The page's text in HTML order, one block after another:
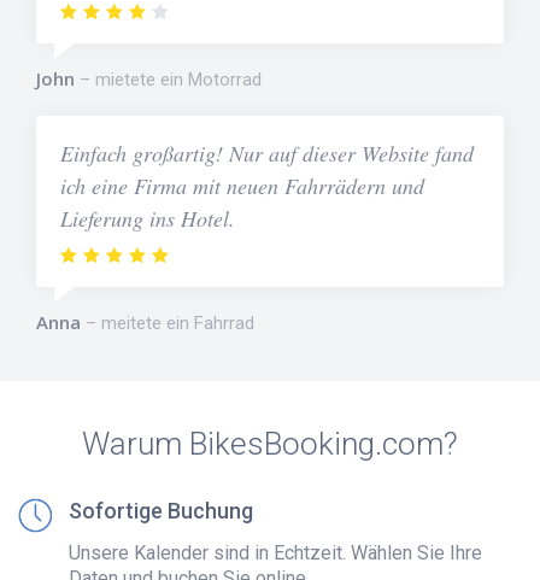
John mietete ein Motorrad
Einfach großartig! Nur auf dieser Website fand
ich eine Firma mit neuen Fahrrädern und
Lieferung ins Hotel.
Anna meitete ein Fahrrad
Warum BikesBooking.com?
Sofortige Buchung
Unsere Kalender sind in Echtzeit. Wählen Sie Ihre